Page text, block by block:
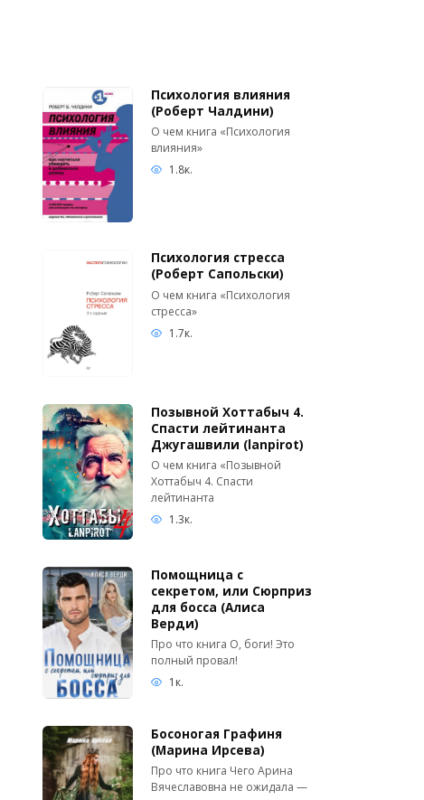
Психология влияния
(Роберт Чалдини)
О чем книга «Психология
влияния»
1.8к.
Психология стресса
(Роберт Сапольски)
О чем книга «Психология
стресса»
1.7к.
Позывной Хоттабыч 4.
Спасти лейтинанта
Джугашвили (lanpirot)
О чем книга «Позывной
Хоттабыч 4. Спасти
лейтинанта
1.3к.
Помощница с
секретом, или Сюрприз
для босса (Алиса
Верди)
Про что книга О, боги! Это
полный провал!
1к.
Босоногая Графиня
(Марина Ирсева)
Про что книга Чего Арина
Вячеславовна не ожидала —